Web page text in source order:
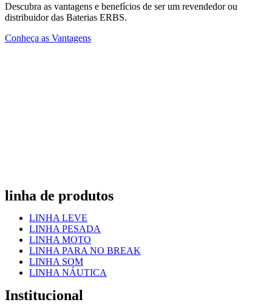
Descubra as vantagens e benefícios de ser um revendedor ou
distribuidor das Baterias ERBS.
Conheça as Vantagens
linha de produtos
LINHA LEVE
LINHA PESADA
LINHA MOTO
LINHA PARA NO BREAK
LINHA SOM
LINHA NÁUTICA
Institucional